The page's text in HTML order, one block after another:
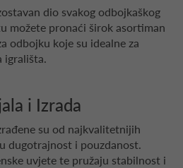
dio svakog odbojkaškog
možete pronaći širok asortiman
odbojku koje su idealne za
igrališta.
i Izrada
su od najkvalitetnijih
dugotrajnost i pouzdanost.
uvjete te pružaju stabilnost i